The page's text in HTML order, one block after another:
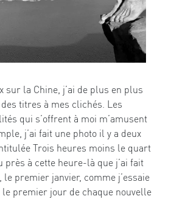
sur la Chine, j’ai de plus en plus
titres à mes clichés. Les
qui s’offrent à moi m’amusent
j’ai fait une photo il y a deux
Trois heures moins le quart
près à cette heure-là que j’ai fait
premier janvier, comme j’essaie
premier jour de chaque nouvelle